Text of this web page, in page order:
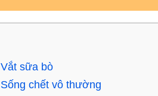
Vắt sữa bò
Sống chết vô thường